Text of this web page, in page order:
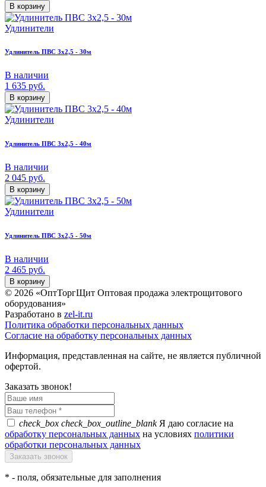
В корзину
Удлинители
Удлинитель ПВС 3х2,5 - 30м
В наличии
1 635 руб.
В корзину
Удлинители
Удлинитель ПВС 3х2,5 - 40м
В наличии
2 045 руб.
В корзину
Удлинители
Удлинитель ПВС 3х2,5 - 50м
В наличии
2 465 руб.
В корзину
© 2026 «ОптТоргЩит Оптовая продажа электрощитового
оборудования»
Разработано в zel-it.ru
Политика обработки персональных данных
Согласие на обработку персональных данных
Информация, представленная на сайте, не является публичной
офертой.
Заказать звонок!
check_box check_box_outline_blankЯ даю согласие на
обработку персональных данных на условиях политики
обработки персональных данных
* - поля, обязательные для заполнения